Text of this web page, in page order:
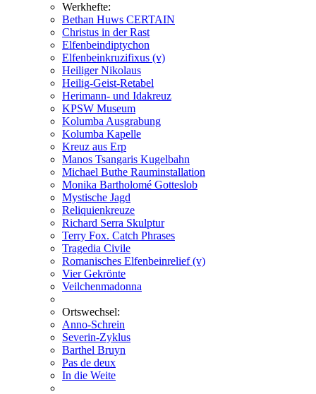
Werkhefte:
Bethan Huws CERTAIN
Christus in der Rast
Elfenbeindiptychon
Elfenbeinkruzifixus (v)
Heiliger Nikolaus
Heilig-Geist-Retabel
Herimann- und Idakreuz
KPSW Museum
Kolumba Ausgrabung
Kolumba Kapelle
Kreuz aus Erp
Manos Tsangaris Kugelbahn
Michael Buthe Rauminstallation
Monika Bartholomé Gotteslob
Mystische Jagd
Reliquienkreuze
Richard Serra Skulptur
Terry Fox. Catch Phrases
Tragedia Civile
Romanisches Elfenbeinrelief (v)
Vier Gekrönte
Veilchenmadonna
Ortswechsel:
Anno-Schrein
Severin-Zyklus
Barthel Bruyn
Pas de deux
In die Weite